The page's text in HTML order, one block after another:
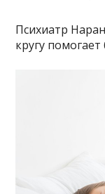
Психиатр
кругу помогает